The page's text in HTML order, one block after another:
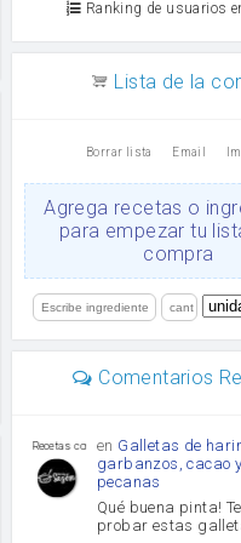
Ranking de usuarios
Lista de la
Borrar lista Email
Agrega recetas o
para empezar tu
compra
Comentarios
Recetas con sazon
en Galletas de
garbanzos, cacao
pecanas
Qué buena pinta!
probar estas